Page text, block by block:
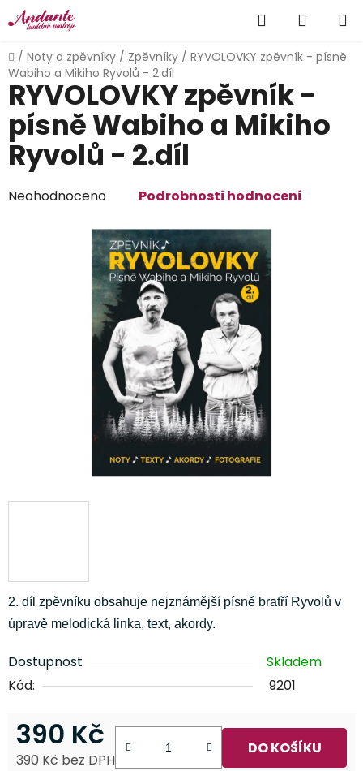
Přejít
na
obsah
Hledat
KOŠÍK
Domů
/ Noty a zpěvníky / Zpěvníky / RYVOLOVKY zpěvník - písně
Wabiho a Mikiho Ryvolů - 2.díl
2. díl zpěvníku obsahuje nejznámější písně bratří Ryvolů v
úpravě melodická linka, text, akordy.
Dostupnost
Skladem
Kód:
9201
390 Kč
390 Kč bez DPH
DO KOŠÍKU
RYVOLOVKY zpěvník -
písně Wabiho a Mikiho
Ryvolů - 2.díl
Průměrné
Neohodnoceno Podrobnosti hodnocení